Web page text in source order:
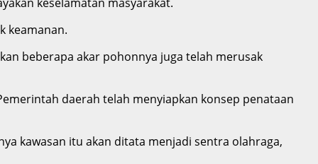
keamanan.
beberapa akar pohonnya juga telah merusak
daerah telah menyiapkan konsep penataan
kawasan itu akan ditata menjadi sentra olahraga,